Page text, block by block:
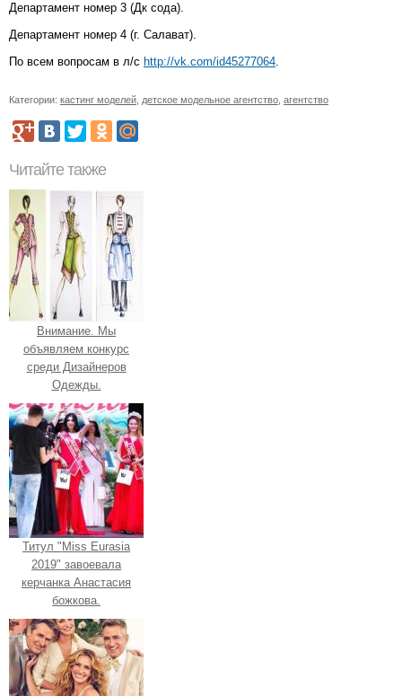
Департамент номер 3 (Дк сода).
Департамент номер 4 (г. Салават).
По всем вопросам в л/с http://vk.com/id45277064
Категории: кастинг моделей детское модельное агентство агентство
Читайте также
Внимание. Мы
объявляем конкурс
среди Дизайнеров
Одежды.
Титул "Miss Eurasia
2019" завоевала
керчанка Анастасия
божкова.